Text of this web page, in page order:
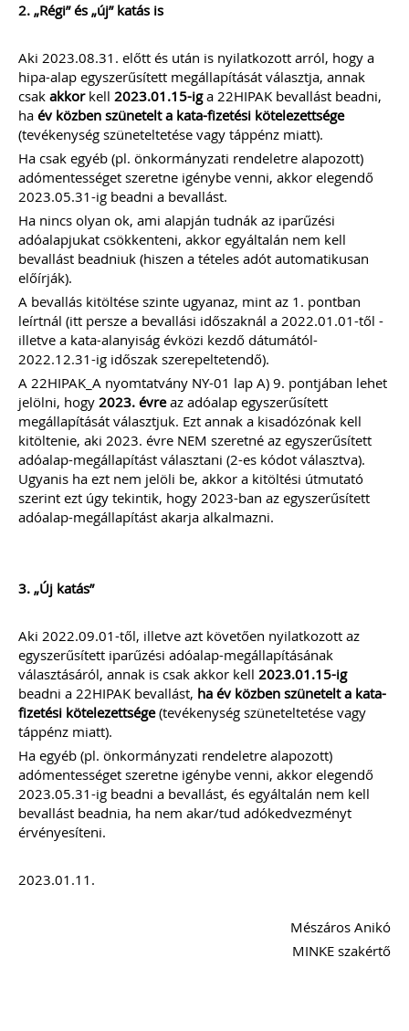
2. „Régi” és „új” katás is
Aki 2023.08.31. előtt és után is nyilatkozott arról, hogy a
hipa-alap egyszerűsített megállapítását választja, annak
csak akkorkell 2023.01.15-iga 22HIPAK bevallást beadni,
ha év közben szünetelt a kata-fizetési kötelezettsége
(tevékenység szüneteltetése vagy táppénz miatt).
Ha csak egyéb (pl. önkormányzati rendeletre alapozott)
adómentességet szeretne igénybe venni, akkor elegendő
2023.05.31-ig beadni a bevallást.
Ha nincs olyan ok, ami alapján tudnák az iparűzési
adóalapjukat csökkenteni, akkor egyáltalán nem kell
bevallást beadniuk (hiszen a tételes adót automatikusan
előírják).
A bevallás kitöltése szinte ugyanaz, mint az 1. pontban
leírtnál (itt persze a bevallási időszaknál a 2022.01.01-től -
illetve a kata-alanyiság évközi kezdő dátumától-
2022.12.31-ig időszak szerepeltetendő).
A 22HIPAK_A nyomtatvány NY-01 lap A) 9. pontjában lehet
jelölni, hogy 2023. évreaz adóalap egyszerűsített
megállapítását választjuk. Ezt annak a kisadózónak kell
kitöltenie, aki 2023. évre NEM szeretné az egyszerűsített
adóalap-megállapítást választani (2-es kódot választva).
Ugyanis ha ezt nem jelöli be, akkor a kitöltési útmutató
szerint ezt úgy tekintik, hogy 2023-ban az egyszerűsített
adóalap-megállapítást akarja alkalmazni.
3. „Új katás”
Aki 2022.09.01-től, illetve azt követően nyilatkozott az
egyszerűsített iparűzési adóalap-megállapításának
választásáról, annak is csak akkor kell 2023.01.15-ig
beadni a 22HIPAK bevallást, ha év közben szünetelt a kata-
fizetési kötelezettsége(tevékenység szüneteltetése vagy
táppénz miatt).
Ha egyéb (pl. önkormányzati rendeletre alapozott)
adómentességet szeretne igénybe venni, akkor elegendő
2023.05.31-ig beadni a bevallást, és egyáltalán nem kell
bevallást beadnia, ha nem akar/tud adókedvezményt
érvényesíteni.
2023.01.11.
Mészáros Anikó
MINKE szakértő